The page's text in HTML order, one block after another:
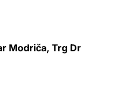
Modriča, Trg Dr